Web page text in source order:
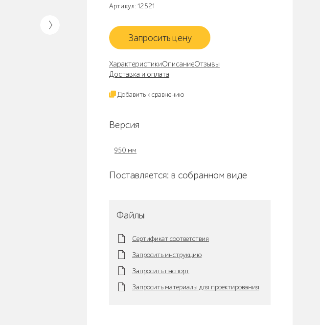
Артикул: 12521
Запросить цену
ХарактеристикиОписаниеОтзывы
Доставка и оплата
Добавить к сравнению
Версия
950 мм
Поставляется: в собранном виде
Файлы
Сертификат соответствия
Запросить инструкцию
Запросить паспорт
Запросить материалы для проектирования